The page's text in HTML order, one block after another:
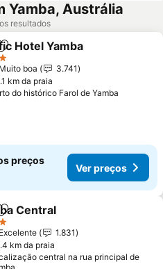
Yamba, Austrália
resultados
Adicionar aos favoritos
Hotel Yamba
Muito boa
3.741
km da praia
do histórico Farol de Yamba
preços
Ver preços
Adicionar aos favoritos
Central
Excelente
1.831
km da praia
central na rua principal de